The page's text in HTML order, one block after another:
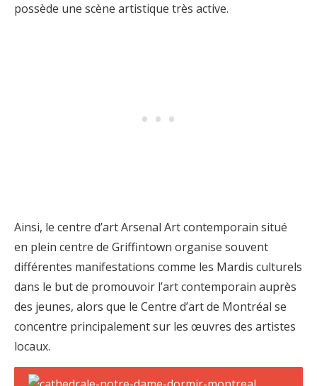
possède une scène artistique très active.
Ainsi, le centre d’art Arsenal Art contemporain situé
en plein centre de Griffintown organise souvent
différentes manifestations comme les Mardis culturels
dans le but de promouvoir l’art contemporain auprès
des jeunes, alors que le Centre d’art de Montréal se
concentre principalement sur les œuvres des artistes
locaux.